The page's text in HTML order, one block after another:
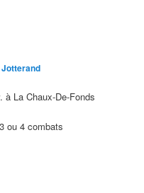
à La Chaux-De-Fonds
ou 4 combats